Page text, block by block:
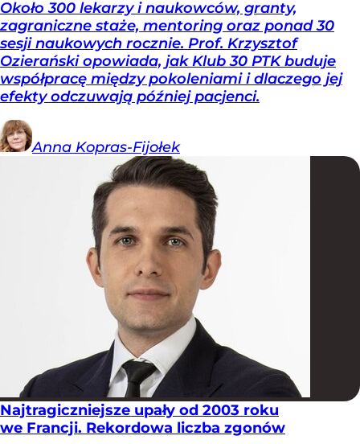
Około 300 lekarzy i naukowców, granty,
zagraniczne staże, mentoring oraz ponad 30
sesji naukowych rocznie. Prof. Krzysztof
Ozierański opowiada, jak Klub 30 PTK buduje
współpracę między pokoleniami i dlaczego jej
efekty odczuwają później pacjenci.
Anna Kopras-Fijołek
Najtragiczniejsze upały od 2003 roku
we Francji. Rekordowa liczba zgonów